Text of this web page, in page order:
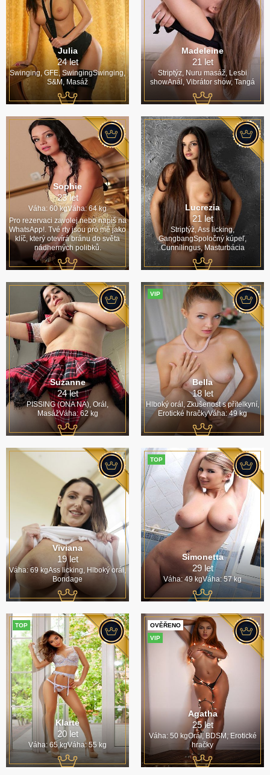
Julia
24 let
Swinging, GFE, SwingingSwinging,
S&M, Masáž
Madeleine
21 let
Striptýz, Nuru masáž, Lesbi
showAnál, Vibrátor show, Tangá
Sophie
23 let
Váha: 60 kgVáha: 64 kg
Pro rezervaci zavolej nebo napiš na
WhatsApp!. Tvé rty jsou pro mě jako
klíč, který otevírá bránu do světa
nádherných polibků.
Lucrezia
21 let
Striptýz, Ass licking,
GangbangSpoločný kúpeľ,
Cunnilingus, Masturbácia
Suzanne
24 let
PISSING (ONA NA), Orál,
MasážVáha: 62 kg
VIP
Bella
18 let
Hlboký orál, Zkušenost s přítelkyní,
Erotické hračkyVáha: 49 kg
Viviana
19 let
Váha: 69 kgAss licking, Hlboký orál,
Bondage
TOP
Simonetta
29 let
Váha: 49 kgVáha: 57 kg
TOP
Klarte
20 let
Váha: 65 kgVáha: 55 kg
VIP
OVĚŘENO
Agatha
25 let
Váha: 50 kgOrál, BDSM, Erotické
hračky